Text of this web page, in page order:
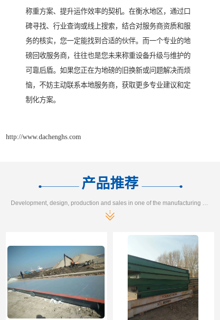
称重方案、提升运作效率的契机。在衡水地区，通过口
碑寻找、行业查询或线上搜索，结合对服务商资质和服
务的核实，您一定能找到合适的伙伴。而一个专业的地
磅回收服务商，往往也是您未来称重设备升级与维护的
可靠后盾。如果您正在为地磅的旧换新或问题解决而烦
恼，不妨主动联系本地服务商，获取更多专业建议和定
制化方案。
http://www.dachenghs.com
产品推荐